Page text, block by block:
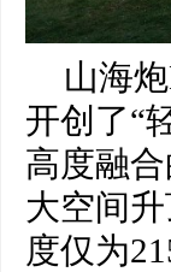
山海
开创了“
高度融
大空间
度仅为